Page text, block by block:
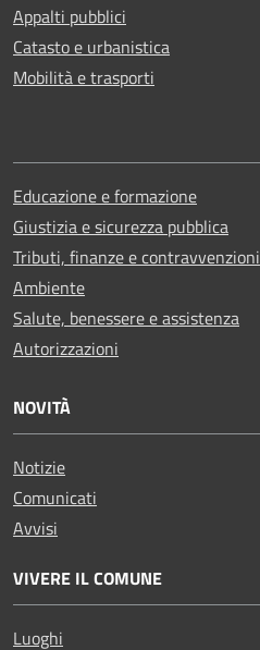
Appalti pubblici
Catasto e urbanistica
Mobilità e trasporti
Educazione e formazione
Giustizia e sicurezza pubblica
Tributi, finanze e contravvenzioni
Ambiente
Salute, benessere e assistenza
Autorizzazioni
NOVITÀ
Notizie
Comunicati
Avvisi
VIVERE IL COMUNE
Luoghi